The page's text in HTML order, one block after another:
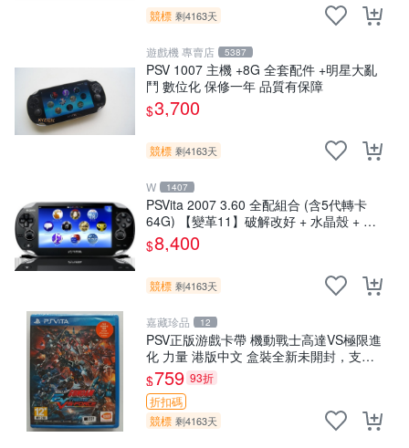
競標 剩4163天
遊戲機 專賣店 5387
PSV 1007 主機 +8G 全套配件 +明星大亂
鬥 數位化 保修一年 品質有保障
$3,700
競標 剩4163天
W 1407
PSVita 2007 3.60 全配組合 (含5代轉卡
64G) 【變革11】破解改好 + 水晶殼 + 硬
殼包
$8,400
競標 剩4163天
嘉藏珍品 12
PSV正版游戲卡帶 機動戰士高達VS極限進
化 力量 港版中文 盒裝全新未開封，支持
所有日版，港版或其他地區的PSV游戲機
主機，（除外），拆封後不支持退
$759 93折
折扣碼
競標 剩4163天